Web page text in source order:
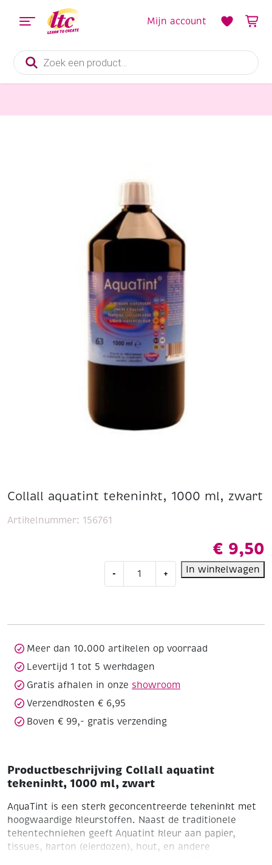
Producten
zoeken
Mijn account
Collall aquatint tekeninkt, 1000 ml, zwart
€ 9,50
-
aquatint
aantal
+ In winkelwagen
Artikelnummer: 156761
Meer dan 10.000 artikelen op voorraad
Levertijd 1 tot 5 werkdagen
Gratis afhalen in onze showroom
Verzendkosten € 6,95
Boven € 99,- gratis verzending
Productbeschrijving Collall aquatint
tekeninkt, 1000 ml, zwart
AquaTint is een sterk geconcentreerde tekeninkt met
hoogwaardige kleurstoffen. Naast de traditionele
tekentechnieken geeft Aquatint kleur aan papier,
tissues, karton (eierdozen), hout, en andere